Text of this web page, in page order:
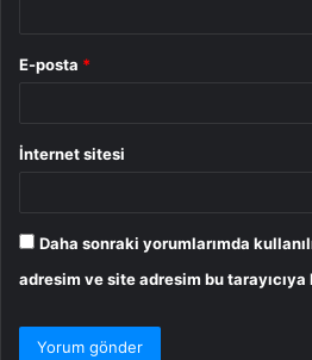
E-posta *
İnternet sitesi
Daha sonraki yorumlarımda
adresim ve site adresim bu